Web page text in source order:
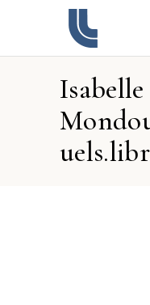
Isabelle